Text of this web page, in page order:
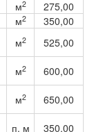
м2
275,00
м2
350,00
м2
525,00
м2
600,00
м2
650,00
п. м
350,00